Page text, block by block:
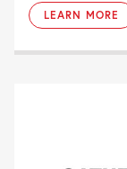
LEARN MORE